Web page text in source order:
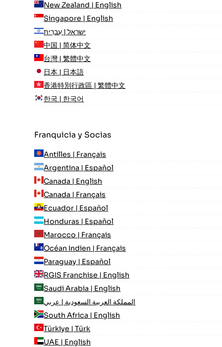
New Zealand | English
Singapore | English
ישראל | עִברִית
中国 | 简体中文
台灣 | 繁體中文
日本 | 日本語
香港特別行政區 | 繁體中文
한국 | 한국어
Franquicia y Socias
Antilles | Français
Argentina | Español
Canada | English
Canada | Français
Ecuador | Español
Honduras | Español
Marocco | Français
Océan Indien | Français
Paraguay | Español
RGIS Franchise | English
Saudi Arabia | English
المملكة العربية السعودية | عربي
South Africa | English
Türkiye | Türk
UAE | English